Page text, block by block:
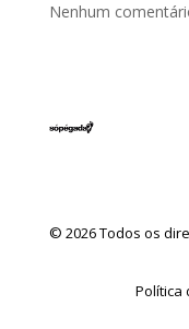
Nenhum
© 2026 Todos os
Política